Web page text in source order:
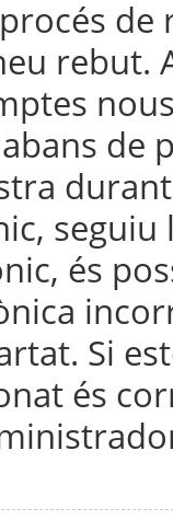
de
rebut.
de
és
Si
és